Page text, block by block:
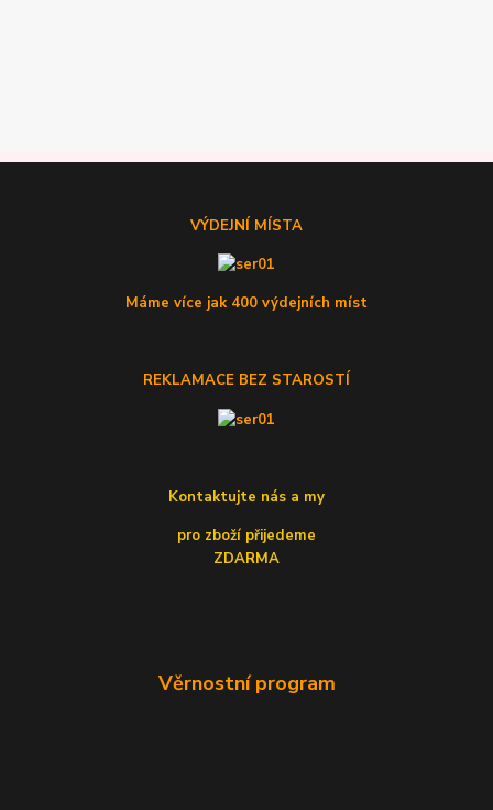
VÝDEJNÍ MÍSTA
Máme více jak 400 výdejních míst
REKLAMACE BEZ STAROSTÍ
Kontaktujte nás a my
pro zboží přijedeme
ZDARMA
Věrnostní program